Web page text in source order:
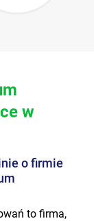
w
o firmie
to firma,